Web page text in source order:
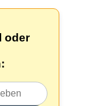
oder